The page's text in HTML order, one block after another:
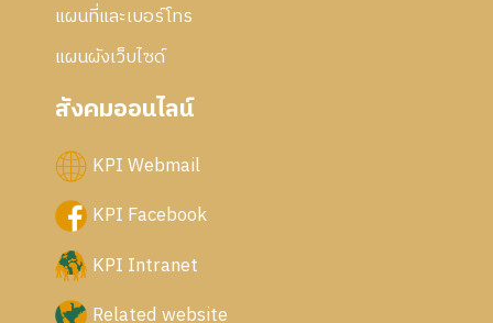
แผนที่และเบอร์โทร
แผนผังเว็บไซด์
สังคมออนไลน์
KPI Webmail
KPI Facebook
KPI Intranet
Related website